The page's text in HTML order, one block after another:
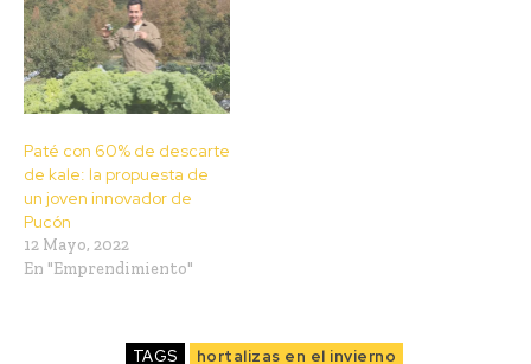
Paté con 60% de descarte
de kale: la propuesta de
un joven innovador de
Pucón
12 Mayo, 2022
En "Emprendimiento"
TAGS hortalizas en el invierno